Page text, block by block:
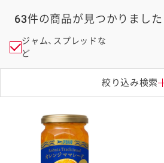
# カロリー # 和風
63件の商品が見つかりました
ジャム、スプレッドな
ど
絞り込み検索